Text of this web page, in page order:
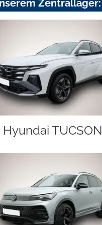
Zentrallager:
Hyundai TUCSON